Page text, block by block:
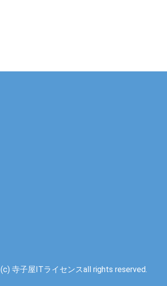
寺子屋ITライセンスall rights reserved.